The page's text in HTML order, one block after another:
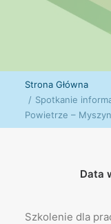
Strona Główna
Spotkanie
Powietrze –
Data
Szkolenie dla